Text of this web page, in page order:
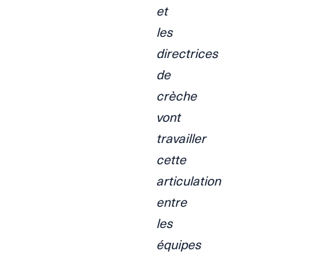
et
les
directrices
de
crèche
vont
travailler
cette
articulation
entre
les
équipes